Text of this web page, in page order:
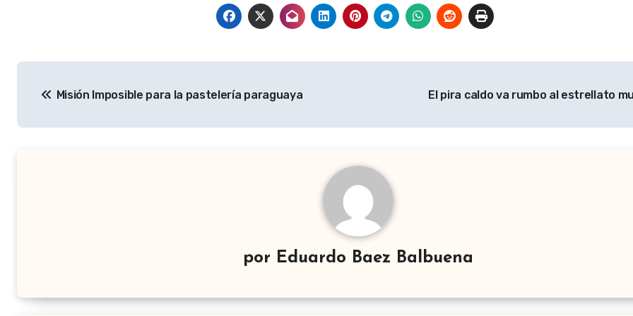
entradas
Misión Imposible para la pastelería paraguaya El pira caldo va rumbo al estrellato
por Eduardo Baez Balbuena